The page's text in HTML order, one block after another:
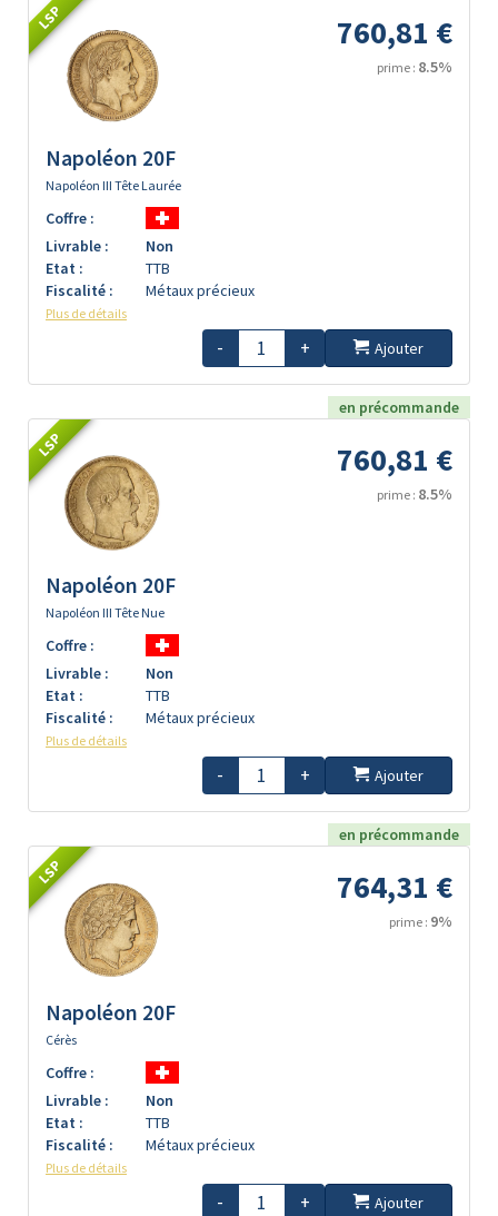
LSP 760,81 €
prime : 8.5%
Napoléon 20F
Napoléon III Tête Laurée
Coffre :
Livrable :
Non
Etat :
TTB
Fiscalité :
Métaux précieux
Plus de détails
- + Ajouter
en précommande
LSP 760,81 €
prime : 8.5%
Napoléon 20F
Napoléon III Tête Nue
Coffre :
Livrable :
Non
Etat :
TTB
Fiscalité :
Métaux précieux
Plus de détails
- + Ajouter
en précommande
LSP 764,31 €
prime : 9%
Napoléon 20F
Cérès
Coffre :
Livrable :
Non
Etat :
TTB
Fiscalité :
Métaux précieux
Plus de détails
- + Ajouter